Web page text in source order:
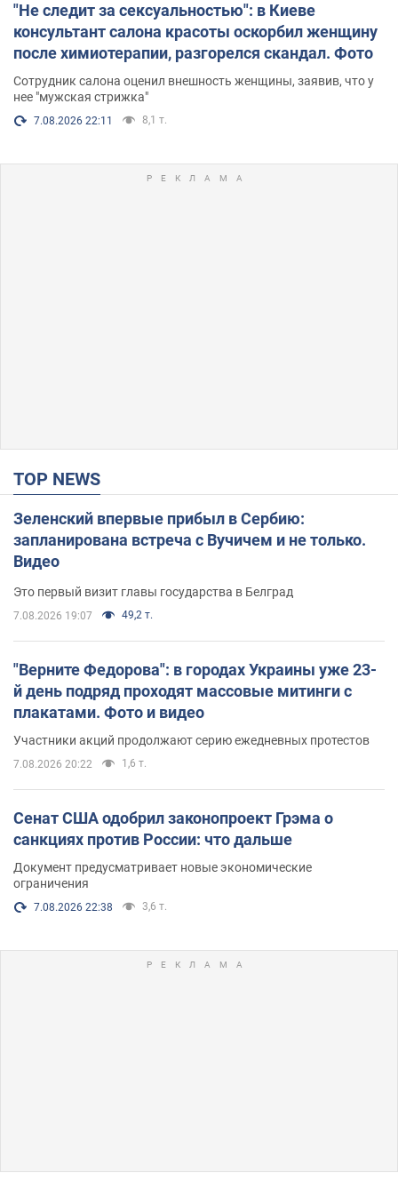
"Не следит за сексуальностью": в Киеве
консультант салона красоты оскорбил женщину
после химиотерапии, разгорелся скандал. Фото
Сотрудник салона оценил внешность женщины, заявив, что у
нее "мужская стрижка"
7.08.2026 22:11 8,1 т.
TOP NEWS
Зеленский впервые прибыл в Сербию:
запланирована встреча с Вучичем и не только.
Видео
Это первый визит главы государства в Белград
7.08.2026 19:07 49,2 т.
"Верните Федорова": в городах Украины уже 23-
й день подряд проходят массовые митинги с
плакатами. Фото и видео
Участники акций продолжают серию ежедневных протестов
7.08.2026 20:22 1,6 т.
Сенат США одобрил законопроект Грэма о
санкциях против России: что дальше
Документ предусматривает новые экономические
ограничения
7.08.2026 22:38 3,6 т.